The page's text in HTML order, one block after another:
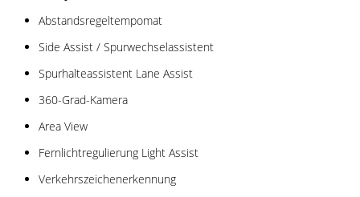
Abstandsregeltempomat
Side Assist / Spurwechselassistent
Spurhalteassistent Lane Assist
360-Grad-Kamera
Area View
Fernlichtregulierung Light Assist
Verkehrszeichenerkennung